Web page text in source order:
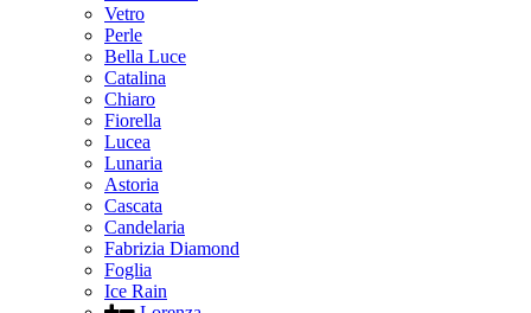
Vetro
Perle
Bella Luce
Сatalina
Chiaro
Fiorella
Lucea
Lunaria
Astoria
Cascata
Candelaria
Fabrizia Diamond
Foglia
Ice Rain